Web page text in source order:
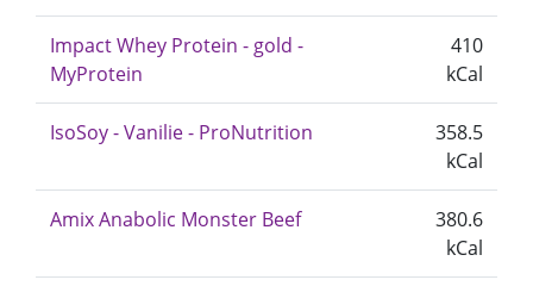
Impact Whey Protein - gold -
MyProtein
410
kCal
IsoSoy - Vanilie - ProNutrition
358.5
kCal
Amix Anabolic Monster Beef
380.6
kCal